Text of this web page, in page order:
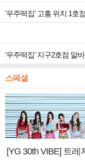
'우주떡집' 고흥 위치 1호
'우주떡집' 지구2호점 알
스페셜
[YG 30th VIBE] 트레